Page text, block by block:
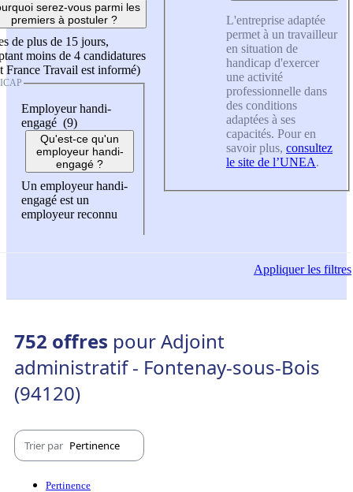
serez-vous parmi les
premiers à postuler ?
de plus de 15 jours,
moins de 4 candidatures
France Travail est informé)
Employeur handi-
engagé (9)
Qu'est-ce qu'un
employeur handi-
engagé ?
Un employeur handi-
engagé est un
employeur reconnu
L'entreprise adaptée
permet à un travailleur
en situation de
handicap d'exercer
une activité
professionnelle dans
des conditions
adaptées à ses
capacités. Pour en
savoir plus, consultez
le site de l’UNEA.
Appliquerles filtres
752 offres pour Adjoint
administratif - Fontenay-sous-Bois
(94120)
Trier par Pertinence
Pertinence